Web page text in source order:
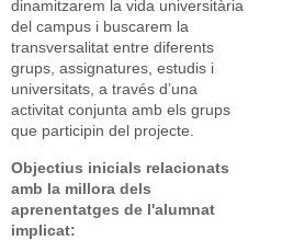
dinamitzarem la vida universitària
del campus i buscarem la
transversalitat entre diferents
grups, assignatures, estudis i
universitats, a través d’una
activitat conjunta amb els grups
que participin del projecte.
Objectius inicials relacionats
amb la millora dels
aprenentatges de l'alumnat
implicat: